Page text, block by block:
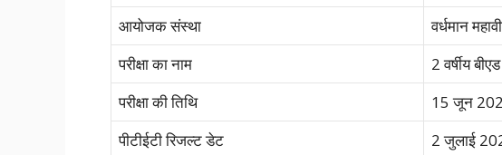
आयोजक संस्था
वर्धमान
परीक्षा का नाम
2 वर्षीय
परीक्षा की तिथि
15 जून
पीटीईटी रिजल्ट डेट
2 जुलाई